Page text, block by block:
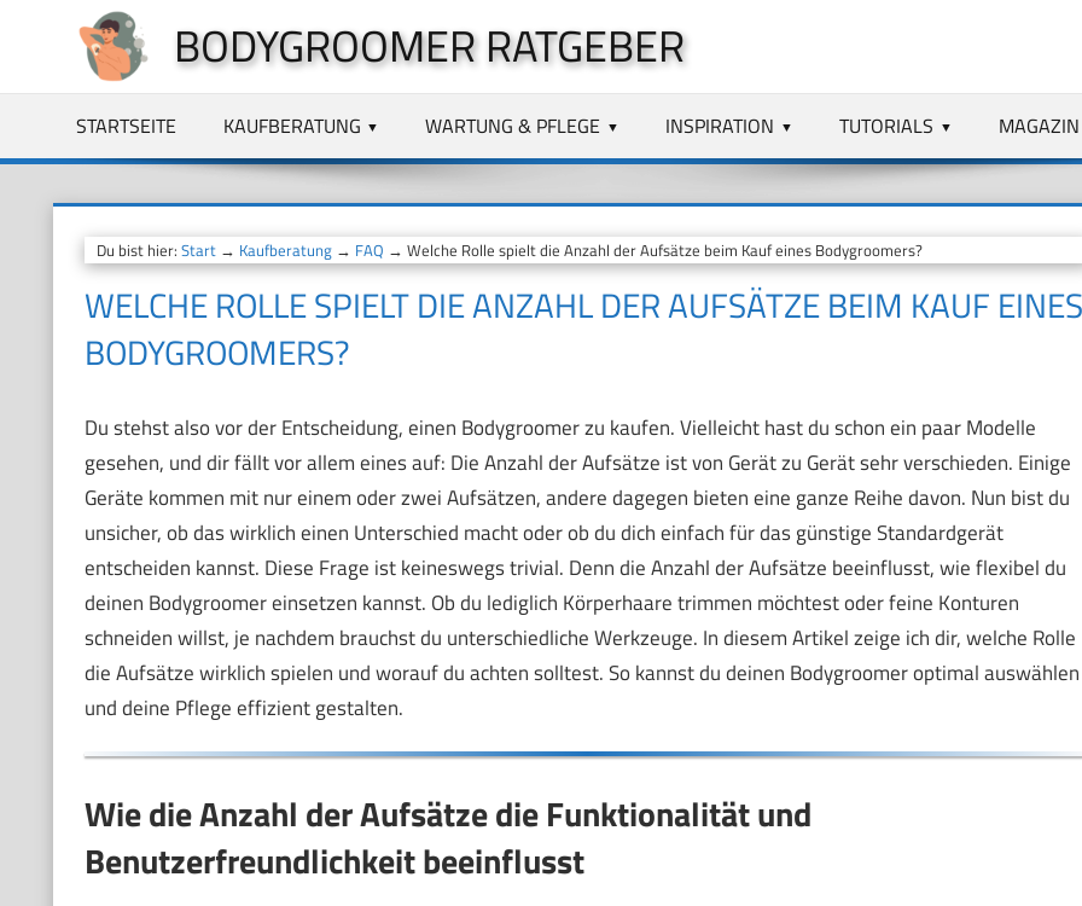
springen
BODYGROOMER RATGEBER
STARTSEITE KAUFBERATUNG WARTUNG & PFLEGE INSPIRATION TUTORIALS MAGAZIN
Du bist hier: Start→ Kaufberatung→ FAQ → Welche Rolle spielt die Anzahl der Aufsätze beim Kauf eines Bodygroomers?
WELCHE ROLLE SPIELT DIE ANZAHL DER AUFSÄTZE BEIM KAUF EINES
BODYGROOMERS?
Du stehst also vor der Entscheidung, einen Bodygroomer zu kaufen. Vielleicht hast du schon ein paar Modelle
gesehen, und dir fällt vor allem eines auf: Die Anzahl der Aufsätze ist von Gerät zu Gerät sehr verschieden. Einige
Geräte kommen mit nur einem oder zwei Aufsätzen, andere dagegen bieten eine ganze Reihe davon. Nun bist du
unsicher, ob das wirklich einen Unterschied macht oder ob du dich einfach für das günstige Standardgerät
entscheiden kannst. Diese Frage ist keineswegs trivial. Denn die Anzahl der Aufsätze beeinflusst, wie flexibel du
deinen Bodygroomer einsetzen kannst. Ob du lediglich Körperhaare trimmen möchtest oder feine Konturen
schneiden willst, je nachdem brauchst du unterschiedliche Werkzeuge. In diesem Artikel zeige ich dir, welche Rolle
die Aufsätze wirklich spielen und worauf du achten solltest. So kannst du deinen Bodygroomer optimal auswählen
und deine Pflege effizient gestalten.
Wie die Anzahl der Aufsätze die Funktionalität und
Benutzerfreundlichkeit beeinflusst